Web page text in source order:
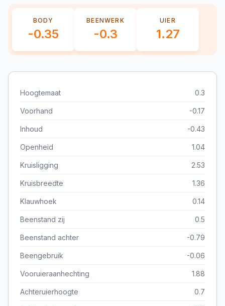
BODY
-0.35
BEENWERK
-0.3
UIER
1.27
Hoogtemaat 0.3
Voorhand -0.17
Inhoud -0.43
Openheid 1.04
Kruisligging 2.53
Kruisbreedte 1.36
Klauwhoek 0.14
Beenstand zij 0.5
Beenstand achter -0.79
Beengebruik -0.06
Vooruieraanhechting 1.88
Achteruierhoogte 0.7